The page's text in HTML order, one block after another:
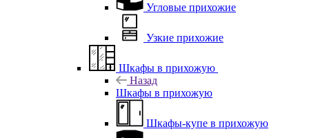
Угловые прихожие
Узкие прихожие
Шкафы в прихожую
Назад
Шкафы в прихожую
Шкафы-купе в прихожую